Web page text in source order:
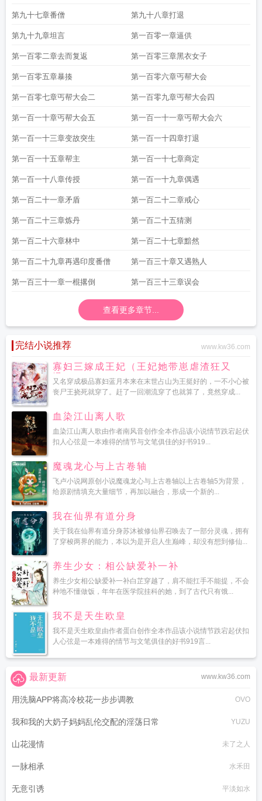
第九十七章番僧 第九十八章打退
第九十九章坦言 第一百零一章逼供
第一百零二章去而复返 第一百零三章黑衣女子
第一百零五章暴揍 第一百零六章丐帮大会
第一百零七章丐帮大会二 第一百零九章丐帮大会四
第一百一十章丐帮大会五 第一百一十一章丐帮大会六
第一百一十三章变故突生 第一百一十四章打退
第一百一十五章帮主 第一百一十七章商定
第一百一十八章传授 第一百一十九章偶遇
第一百二十一章矛盾 第一百二十二章戒心
第一百二十三章炼丹 第一百二十五猜测
第一百二十六章林中 第一百二十七章黯然
第一百二十九章再遇印度番僧 第一百三十章又遇熟人
第一百三十一章一棍撂倒 第一百三十三章误会
查看更多章节...
完结小说推荐 www.kw36.com
寡妇三嫁成王妃（王妃她带崽虐渣狂又
飒）
又名穿成极品寡妇蓝月本来在末世占山为王挺好的，一不小心被
丧尸王挠死就穿了。赶了一回潮流穿了也就算了，竟然穿成...
血染江山离人歌
血染江山离人歌由作者南风音创作全本作品该小说情节跌宕起伏
扣人心弦是一本难得的情节与文笔俱佳的好书919...
魔魂龙心与上古卷轴
飞卢小说网原创小说魔魂龙心与上古卷轴以上古卷轴5为背景，
给原剧情填充大量细节，再加以融合，形成一个新的...
我在仙界有道分身
关于我在仙界有道分身苏沐被修仙界召唤去了一部分灵魂，拥有
了穿梭两界的能力，本以为是开启人生巅峰，却没有想到修仙...
养生少女：相公缺爱补一补
养生少女相公缺爱补一补白芷穿越了，肩不能扛手不能提，不会
种地不懂做饭，年年在医学院挂科的她，到了古代只有饿...
我不是天生欧皇
我不是天生欧皇由作者蛋白创作全本作品该小说情节跌宕起伏扣
人心弦是一本难得的情节与文笔俱佳的好书919言...
www.kw36.com
最新更新
用洗脑APP将高冷校花一步步调教 OVO
我和我的大奶子妈妈乱伦交配的淫荡日常 YUZU
山花漫情 未了之人
一脉相承 水禾田
无意引诱 平淡如水